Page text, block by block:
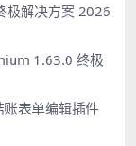
极解决方案 2026
1.63.0 终极
表单编辑插件